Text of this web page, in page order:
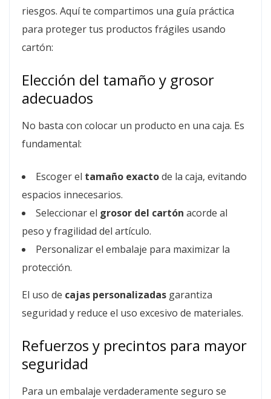
riesgos. Aquí te compartimos una guía práctica
para proteger tus productos frágiles usando
cartón:
Elección del tamaño y grosor
adecuados
No basta con colocar un producto en una caja. Es
fundamental:
Escoger el tamaño exactode la caja, evitando
espacios innecesarios.
Seleccionar el grosor del cartón acorde al
peso y fragilidad del artículo.
Personalizar el embalaje para maximizar la
protección.
El uso de cajas personalizadas garantiza
seguridad y reduce el uso excesivo de materiales.
Refuerzos y precintos para mayor
seguridad
Para un embalaje verdaderamente seguro se